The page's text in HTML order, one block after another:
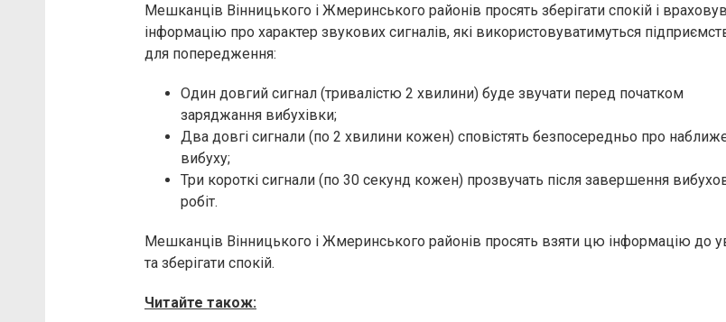
Мешканців Вінницького і Жмеринського районів просять зберігати спокій і
інформацію про характер звукових сигналів, які використовуватимуться
для попередження:
Один довгий сигнал (тривалістю 2 хвилини) буде звучати перед початком
заряджання вибухівки;
Два довгі сигнали (по 2 хвилини кожен) сповістять безпосередньо про
вибуху;
Три короткі сигнали (по 30 секунд кожен) прозвучать після завершення
робіт.
Мешканців Вінницького і Жмеринського районів просять взяти цю інформацію до
та зберігати спокій.
Читайте також: